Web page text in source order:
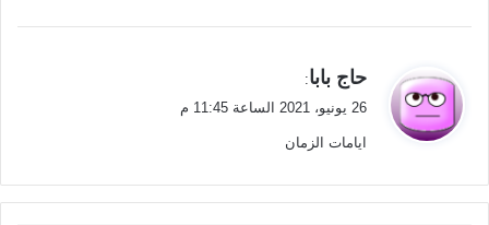
ي
ق
ل
حاج بابا:
26 يونيو، 2021 الساعة 11:45 م
ايامات الزمان